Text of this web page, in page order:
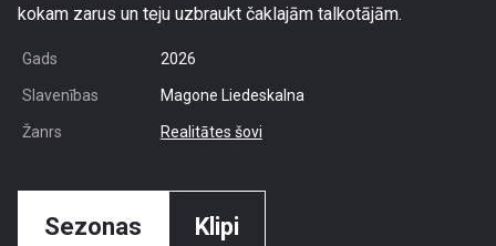
kokam zarus un teju uzbraukt čaklajām talkotājām.
Gads 2026
Slavenības Magone Liedeskalna
Žanrs Realitātes šovi
Sezonas Klipi